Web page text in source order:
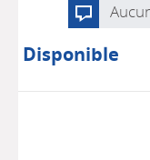
Disponible